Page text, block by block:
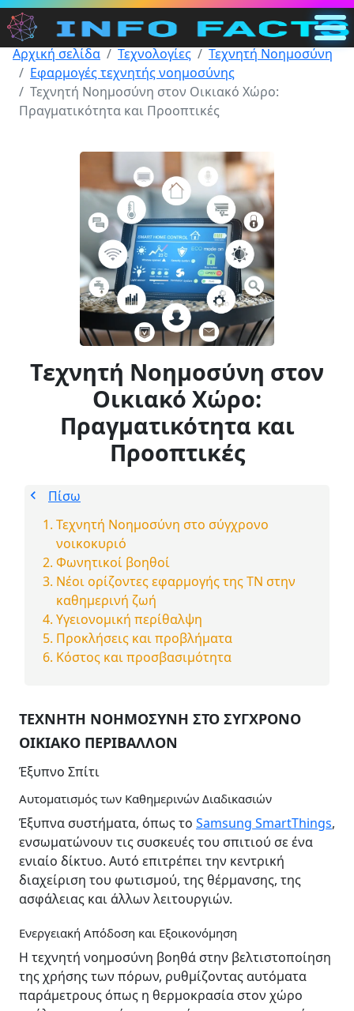
Κύρια
GR
Αναζήτηση
Άλλο
Αρχική σελίδα Τεχνολογίες
Τεχνητή Νοημοσύνη
Εφαρμογές τεχνητής νοημοσύνης
Τεχνητή Νοημοσύνη στον Οικιακό Χώρο:
Πραγματικότητα και Προοπτικές
Τεχνητή Νοημοσύνη στον
Οικιακό Χώρο:
Πραγματικότητα και
Προοπτικές
Πίσω
Τεχνητή Νοημοσύνη στο σύγχρονο
νοικοκυριό
Φωνητικοί βοηθοί
Νέοι ορίζοντες εφαρμογής της ΤΝ στην
καθημερινή ζωή
Υγειονομική περίθαλψη
Προκλήσεις και προβλήματα
Κόστος και προσβασιμότητα
ΤΕΧΝΗΤΗ ΝΟΗΜΟΣΥΝΗ ΣΤΟ ΣΥΓΧΡΟΝΟ
ΟΙΚΙΑΚΟ ΠΕΡΙΒΑΛΛΟΝ
Έξυπνο Σπίτι
Αυτοματισμός των Καθημερινών Διαδικασιών
Έξυπνα συστήματα, όπως το Samsung SmartThings,
ενσωματώνουν τις συσκευές του σπιτιού σε ένα
ενιαίο δίκτυο. Αυτό επιτρέπει την κεντρική
διαχείριση του φωτισμού, της θέρμανσης, της
ασφάλειας και άλλων λειτουργιών.
Ενεργειακή Απόδοση και Εξοικονόμηση
Η τεχνητή νοημοσύνη βοηθά στην βελτιστοποίηση
της χρήσης των πόρων, ρυθμίζοντας αυτόματα
παράμετρους όπως η θερμοκρασία στον χώρο